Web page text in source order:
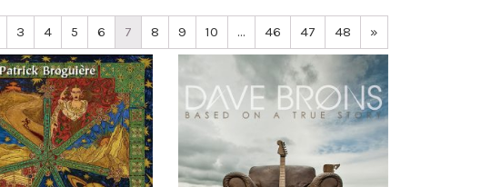
3 4 5 6 7 8 9 10 … 46 47 48 »